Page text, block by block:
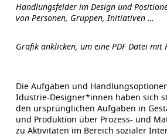
Handlungsfelder im Design und
von Personen, Gruppen, Initiativen …
Grafik anklicken, um eine PDF Datei mit
Die Aufgaben und
Idustrie-Designer*innen haben sich
den ursprünglichen Aufgaben in
und Produktion über Prozess- und
zu Aktivitäten im Bereich sozialer